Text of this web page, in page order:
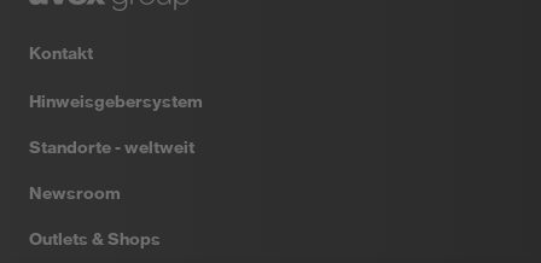
Kontakt
Hinweisgebersystem
Standorte - weltweit
Newsroom
Outlets & Shops